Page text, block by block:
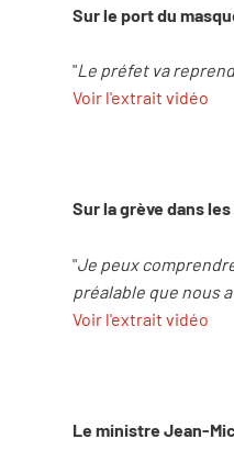
Sur le port du
"Le préfet va
Voir l'extrait vidéo
Sur la grève dans
"Je peux
préalable que nous
Voir l'extrait vidéo
Le ministre Jean-